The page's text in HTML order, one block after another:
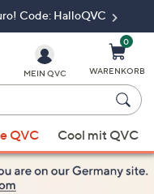
Code: HalloQVC
MEIN QVC
0
WARENKORB
QVC Cool mit QVC